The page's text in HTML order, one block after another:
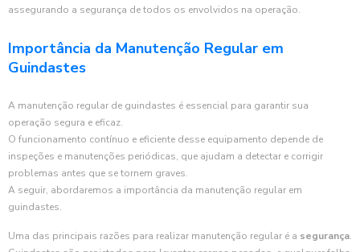
assegurando a segurança de todos os envolvidos na operação.
Importância da Manutenção Regular em
Guindastes
A manutenção regular de guindastes é essencial para garantir sua
operação segura e eficaz.
O funcionamento contínuo e eficiente desse equipamento depende de
inspeções e manutenções periódicas, que ajudam a detectar e corrigir
problemas antes que se tornem graves.
A seguir, abordaremos a importância da manutenção regular em
guindastes.
Uma das principais razões para realizar manutenção regular é a segurança.